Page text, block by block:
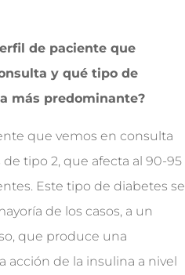
de paciente que
y qué tipo de
más predominante?
que vemos en consulta
de tipo 2, que afecta al 90-95
Este tipo de diabetes se
de los casos, a un
que produce una
acción de la insulina a nivel